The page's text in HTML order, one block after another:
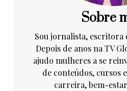
Sobre
Sou jornalista, escritora
Depois de anos na TV
ajudo mulheres a se
de conteúdos, cursos
carreira, bem-